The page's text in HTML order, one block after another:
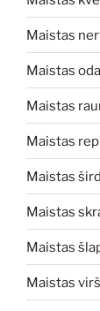
Maistas
Maistas
Maistas
Maistas
Maistas
Maistas
Maistas
Maistas